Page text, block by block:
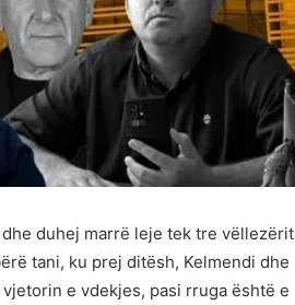
duhej marrë leje tek tre vëllezërit
tani, ku prej ditësh, Kelmendi dhe
e vdekjes, pasi rruga është e